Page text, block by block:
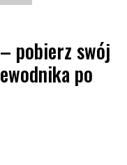
pobierz swój
po